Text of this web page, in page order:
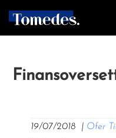
19/07/2018 | Ofer